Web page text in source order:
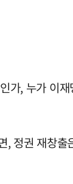
가, 누가 이
, 정권 재창